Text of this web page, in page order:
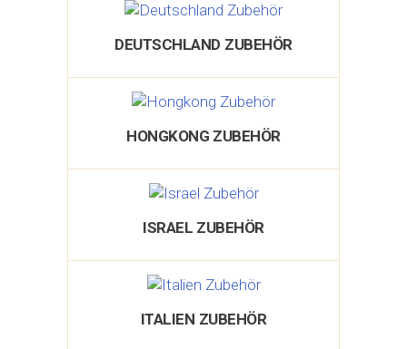
DEUTSCHLAND ZUBEHÖR
HONGKONG ZUBEHÖR
ISRAEL ZUBEHÖR
ITALIEN ZUBEHÖR